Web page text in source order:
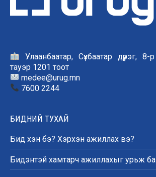
Улаанбаатар, Сүхбаатар дүүрэг,
тауэр 1201 тоот
medee@urug.mn
7600 2244
БИДНИЙ ТУХАЙ
Бид хэн бэ? Хэрхэн ажиллах вэ?
Бидэнтэй хамтарч ажиллахыг урьж